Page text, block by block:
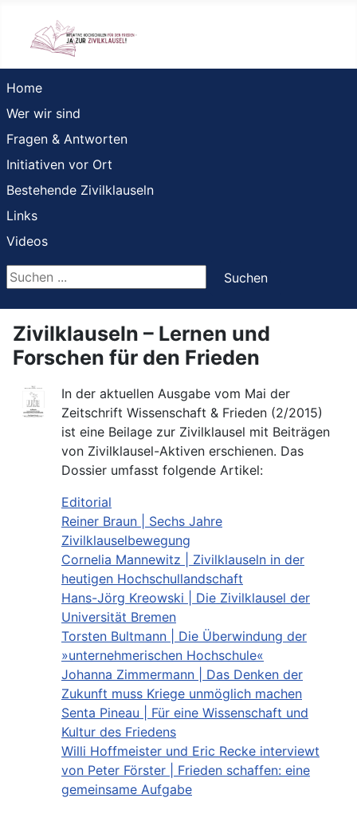
Home
Wer wir sind
Fragen & Antworten
Initiativen vor Ort
Bestehende Zivilklauseln
Links
Videos
Suchen ...
Suchen
Zivilklauseln – Lernen und
Forschen für den Frieden
In der aktuellen Ausgabe vom Mai der
Zeitschrift Wissenschaft & Frieden (2/2015)
ist eine Beilage zur Zivilklausel mit Beiträgen
von Zivilklausel-Aktiven erschienen. Das
Dossier umfasst folgende Artikel:
Editorial
Reiner Braun | Sechs Jahre
Zivilklauselbewegung
Cornelia Mannewitz | Zivilklauseln in der
heutigen Hochschullandschaft
Hans-Jörg Kreowski | Die Zivilklausel der
Universität Bremen
Torsten Bultmann | Die Überwindung der
»unternehmerischen Hochschule«
Johanna Zimmermann | Das Denken der
Zukunft muss Kriege unmöglich machen
Senta Pineau | Für eine Wissenschaft und
Kultur des Friedens
Willi Hoffmeister und Eric Recke interviewt
von Peter Förster | Frieden schaffen: eine
gemeinsame Aufgabe